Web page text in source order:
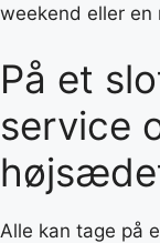
weekend eller en
På et
service
Alle kan tage på